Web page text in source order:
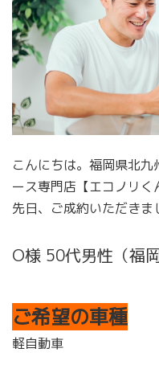
こんにちは。福岡県北
ース専門店【エコノリく
先日、ご成約いただきま
O様 50代男性（福
ご希望の車種
軽自動車